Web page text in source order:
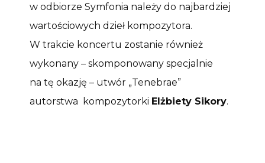
w odbiorze Symfonia należy do najbardziej
wartościowych dzieł kompozytora.
W trakcie koncertu zostanie również
wykonany – skomponowany specjalnie
na tę okazję – utwór „Tenebrae”
autorstwa kompozytorki Elżbiety Sikory.